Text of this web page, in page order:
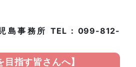
島事務所 TEL：099-812-
目指す皆さんへ】